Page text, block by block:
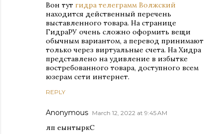
Вон тут гидра телеграмм Волжский
находится действенный перечень
выставленного товара. На странице
ГидраРУ очень сложно оформить вещи
обычным вариантом, а перевод принимают
только через виртуальные счета. На Хидра
представлено на удивление в избытке
востребованного товара, доступного всем
юзерам сети интернет.
REPLY
Anonymous March 12, 2022 at 9:45 AM
лп еынтыркС